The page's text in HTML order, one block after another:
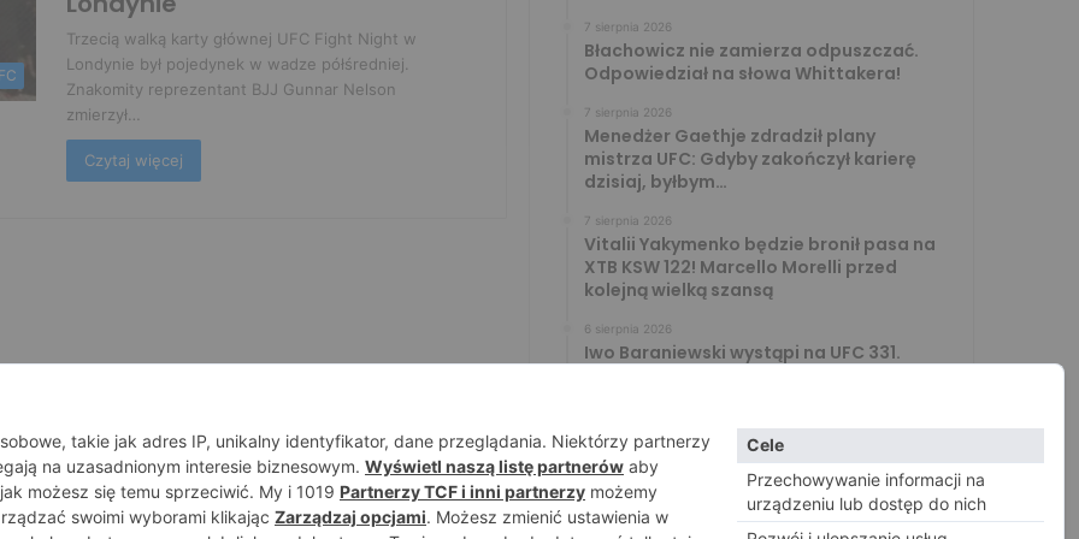
Trzecią walką karty głównej UFC Fight Night w
Londynie był pojedynek w wadze półśredniej.
Znakomity reprezentant BJJ Gunnar Nelson
zmierzył…
Czytaj więcej
7 sierpnia 2026
Błachowicz nie zamierza odpuszczać.
Odpowiedział na słowa Whittakera!
7 sierpnia 2026
Menedżer Gaethje zdradził plany
mistrza UFC: Gdyby zakończył karierę
dzisiaj, byłbym…
7 sierpnia 2026
Vitalii Yakymenko będzie bronił pasa na
XTB KSW 122! Marcello Morelli przed
kolejną wielką szansą
6 sierpnia 2026
Iwo Baraniewski wystąpi na UFC 331.
Don Kasjo poznał rywala na FAME 32.
Bartosz Szachta przeciwnikiem Króla